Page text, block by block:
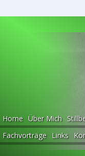
Home Über Mich
Fachvorträge Links
Beratung